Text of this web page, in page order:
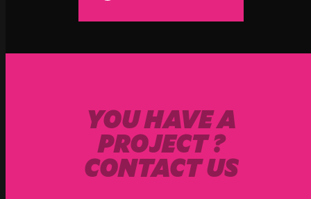
YOU HAVE A
PROJECT ?
CONTACT US